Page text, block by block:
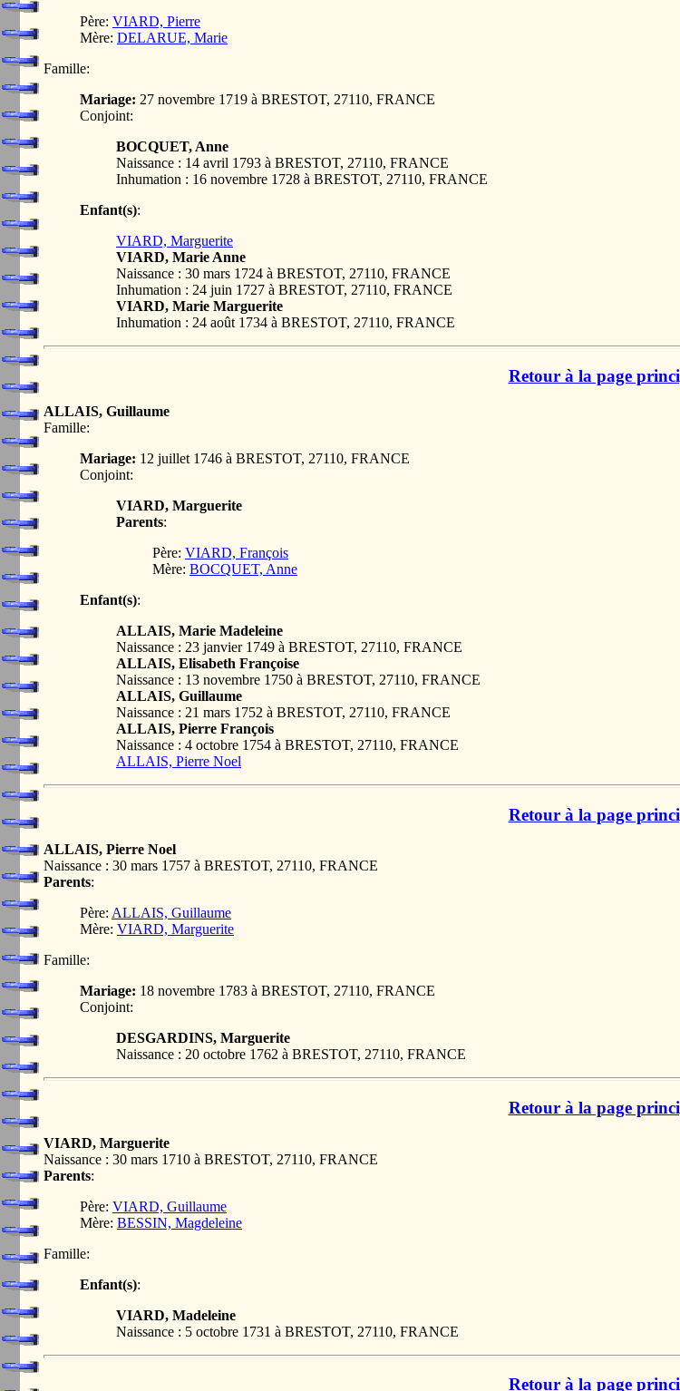
Père: VIARD, Pierre
Mère: DELARUE, Marie
Famille:
Mariage: 27 novembre 1719 à BRESTOT, 27110, FRANCE
Conjoint:
BOCQUET, Anne
Naissance : 14 avril 1793 à BRESTOT, 27110, FRANCE
Inhumation : 16 novembre 1728 à BRESTOT, 27110, FRANCE
Enfant(s):
VIARD, Marguerite
VIARD, Marie Anne
Naissance : 30 mars 1724 à BRESTOT, 27110, FRANCE
Inhumation : 24 juin 1727 à BRESTOT, 27110, FRANCE
VIARD, Marie Marguerite
Inhumation : 24 août 1734 à BRESTOT, 27110, FRANCE
Retour à la page
ALLAIS, Guillaume
Famille:
Mariage: 12 juillet 1746 à BRESTOT, 27110, FRANCE
Conjoint:
VIARD, Marguerite
Parents:
Père: VIARD, François
Mère: BOCQUET, Anne
Enfant(s):
ALLAIS, Marie Madeleine
Naissance : 23 janvier 1749 à BRESTOT, 27110, FRANCE
ALLAIS, Elisabeth Françoise
Naissance : 13 novembre 1750 à BRESTOT, 27110, FRANCE
ALLAIS, Guillaume
Naissance : 21 mars 1752 à BRESTOT, 27110, FRANCE
ALLAIS, Pierre François
Naissance : 4 octobre 1754 à BRESTOT, 27110, FRANCE
ALLAIS, Pierre Noel
Retour à la page
ALLAIS, Pierre Noel
Naissance : 30 mars 1757 à BRESTOT, 27110, FRANCE
Parents:
Père: ALLAIS, Guillaume
Mère: VIARD, Marguerite
Famille:
Mariage: 18 novembre 1783 à BRESTOT, 27110, FRANCE
Conjoint:
DESGARDINS, Marguerite
Naissance : 20 octobre 1762 à BRESTOT, 27110, FRANCE
Retour à la page
VIARD, Marguerite
Naissance : 30 mars 1710 à BRESTOT, 27110, FRANCE
Parents:
Père: VIARD, Guillaume
Mère: BESSIN, Magdeleine
Famille:
Enfant(s):
VIARD, Madeleine
Naissance : 5 octobre 1731 à BRESTOT, 27110, FRANCE
Retour à la page